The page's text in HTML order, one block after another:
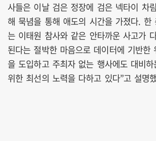
사들은 이날 검은 정장에 검은 넥타이 차
해 묵념을 통해 애도의 시간을 가졌다. 한
는 이태원 참사와 같은 안타까운 사고가
된다는 절박한 마음으로 데이터에 기반한
을 도입하고 주최자 없는 행사에도 대비
위한 최선의 노력을 다하고 있다”고 설명